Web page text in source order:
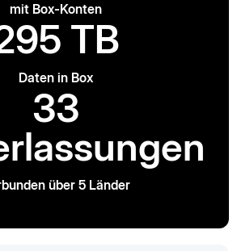
mit Box-Konten
TB
Daten in Box
33
über 5 Länder